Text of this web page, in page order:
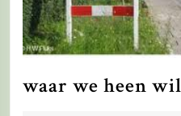
waar we heen